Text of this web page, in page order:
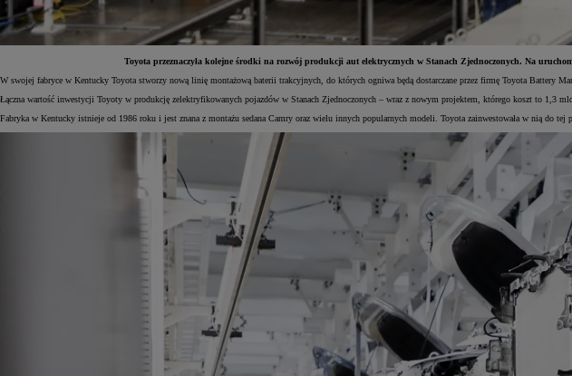
Od81 900 zł
Yaris Cross
Toyota przeznaczyła kolejne środki na rozwój produkcji aut elektrycznych w Stanach Zjednoczonych. Na
W swojej fabryce w Kentucky Toyota stworzy nową linię montażową baterii trakcyjnych, do których ogniwa będą dostarczane przez firmę Toyota Battery
Łączna wartość inwestycji Toyoty w produkcję zelektryfikowanych pojazdów w Stanach Zjednoczonych – wraz z nowym projektem, którego koszt to 1,3
Fabryka w Kentucky istnieje od 1986 roku i jest znana z montażu sedana Camry oraz wielu innych popularnych modeli. Toyota zainwestowała w nią do tej